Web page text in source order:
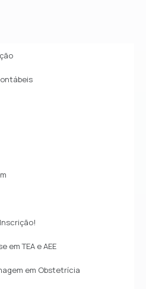
em TEA e AEE
em Obstetrícia